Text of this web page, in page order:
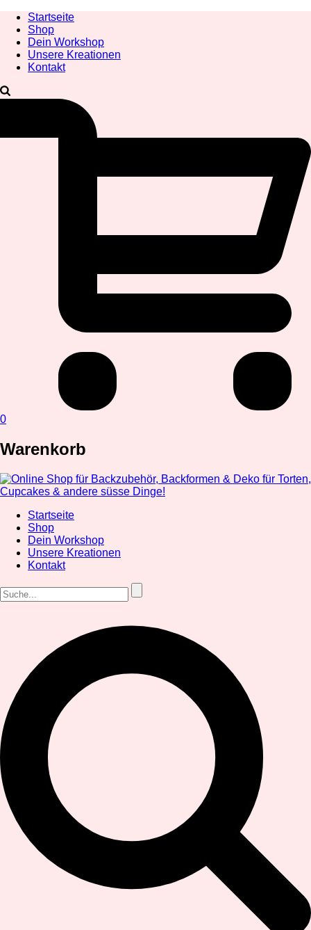
Startseite
Shop
Dein Workshop
Unsere Kreationen
Kontakt
0
Warenkorb
Startseite
Shop
Dein Workshop
Unsere Kreationen
Kontakt